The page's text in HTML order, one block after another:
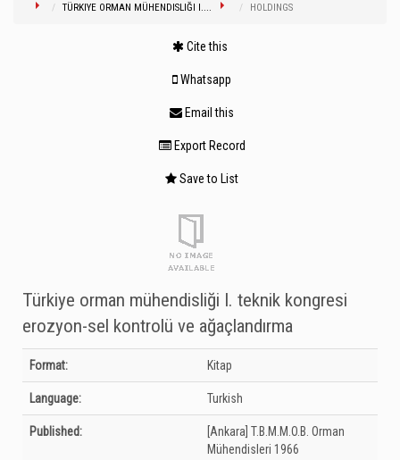
TÜRKIYE ORMAN MÜHENDISLIĞI I.... HOLDINGS
Cite this
Whatsapp
Email this
Export Record
Save to List
Türkiye orman mühendisliği I. teknik kongresi
erozyon-sel kontrolü ve ağaçlandırma
Bibliographic Details
Format: Kitap
Language: Turkish
Published: [Ankara] T.B.M.M.O.B. Orman
Mühendisleri 1966